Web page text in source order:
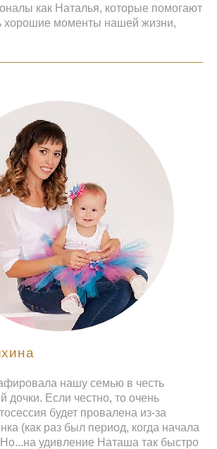
как Наталья, которые помогают
хорошие моменты нашей жизни,
нашу семью в честь
дочки. Если честно, то очень
будет провалена из-за
(как раз был период, когда начала
удивление Наташа так быстро